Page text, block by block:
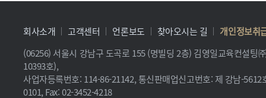
회사소개 고객센터 언론보도 찾아오시는 길
개인정보취
(06256) 서울시 강남구 도곡로 155 (명빌딩 2층) 김영일교육컨설팅
10393호),
사업자등록번호: 114-86-21142, 통신판매업신고번호: 제 강남-
0101, Fax: 02-3452-4218